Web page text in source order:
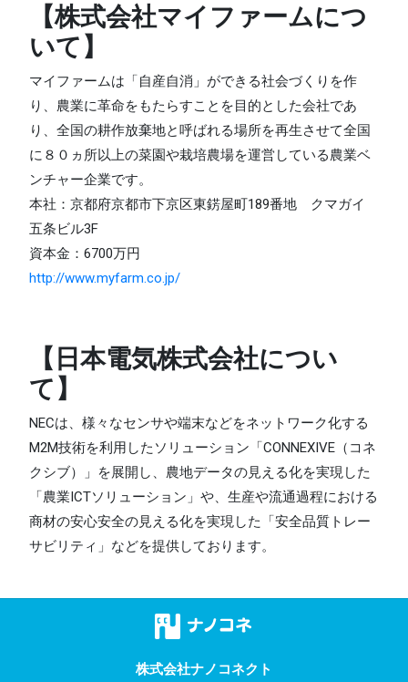
【株式会社マイファームにつ
いて】
マイファームは「自産自消」ができる社会づくりを作
り、農業に革命をもたらすことを目的とした会社であ
り、全国の耕作放棄地と呼ばれる場所を再生させて全国
に８０ヵ所以上の菜園や栽培農場を運営している農業ベ
ンチャー企業です。
本社：京都府京都市下京区東錺屋町189番地 クマガイ
五条ビル3F
資本金：6700万円
http://www.myfarm.co.jp/
【日本電気株式会社につい
て】
NECは、様々なセンサや端末などをネットワーク化する
M2M技術を利用したソリューション「CONNEXIVE（コネ
クシブ）」を展開し、農地データの見える化を実現した
「農業ICTソリューション」や、生産や流通過程における
商材の安心安全の見える化を実現した「安全品質トレー
サビリティ」などを提供しております。
株式会社ナノコネクト